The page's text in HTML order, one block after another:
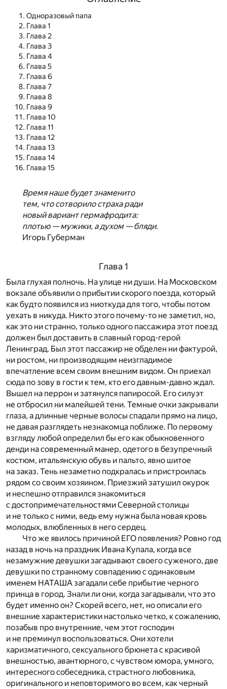
Одноразовый папа
Глава 1
Глава 2
Глава 3
Глава 4
Глава 5
Глава 6
Глава 7
Глава 8
Глава 9
Глава 10
Глава 11
Глава 12
Глава 13
Глава 14
Глава 15
Время наше будет знаменито
тем, что сотворило страха ради
новый вариант гермафродита:
плотью — мужики, а духом — бляди.
Игорь Губерман
Глава 1
Была глухая полночь. На улице ни души. На Московском
вокзале объявили о прибытии скорого поезда, который
как будто появился из ниоткуда для того, чтобы потом
уехать в никуда. Никто этого почему-то не заметил, но,
как это ни странно, только одного пассажира этот поезд
должен был доставить в славный город-герой
Ленинград. Был этот пассажир не обделен ни фактурой,
ни ростом, ни производящим неизгладимое
впечатление всем своим внешним видом. Он приехал
сюда по зову в гости к тем, кто его давным-давно ждал.
Вышел на перрон и затянулся папиросой. Его силуэт
не отбросил ни малейшей тени. Темные очки закрывали
глаза, а длинные черные волосы спадали прямо на лицо,
не давая разглядеть незнакомца поближе. По первому
взгляду любой определил бы его как обыкновенного
денди на современный манер, одетого в безупречный
костюм, итальянскую обувь и пальто, явно шитое
на заказ. Тень незаметно подкралась и пристроилась
рядом со своим хозяином. Приезжий затушил окурок
и неспешно отправился знакомиться
с достопримечательностями Северной столицы
и не только с ними, ведь ему нужна была новая кровь
молодых, влюбленных в него сердец.
Что же явилось причиной ЕГО появления? Ровно год
назад в ночь на праздник Ивана Купала, когда все
незамужние девушки загадывают своего суженого, две
девушки по странному совпадению с одинаковым
именем НАТАША загадали себе прибытие черного
принца в город. Знали ли они, когда загадывали, что это
будет именно он? Скорей всего, нет, но описали его
внешние характеристики настолько четко, к сожалению,
позабыв про внутренние, чем этот господин
и не преминул воспользоваться. Они хотели
харизматичного, сексуального брюнета с красивой
внешностью, авантюрного, с чувством юмора, умного,
интересного собеседника, страстного любовника,
оригинального и неповторимого во всем, как черный